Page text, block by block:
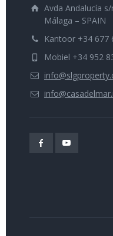
Avda Andalucía
Málaga – SPAIN
Kantoor +34 677
Mobiel +34 952